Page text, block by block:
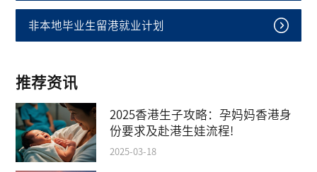
非本地毕业生留港就业计划
推荐资讯
2025香港生子攻略：孕妈妈香港身
份要求及赴港生娃流程!
2025-03-18